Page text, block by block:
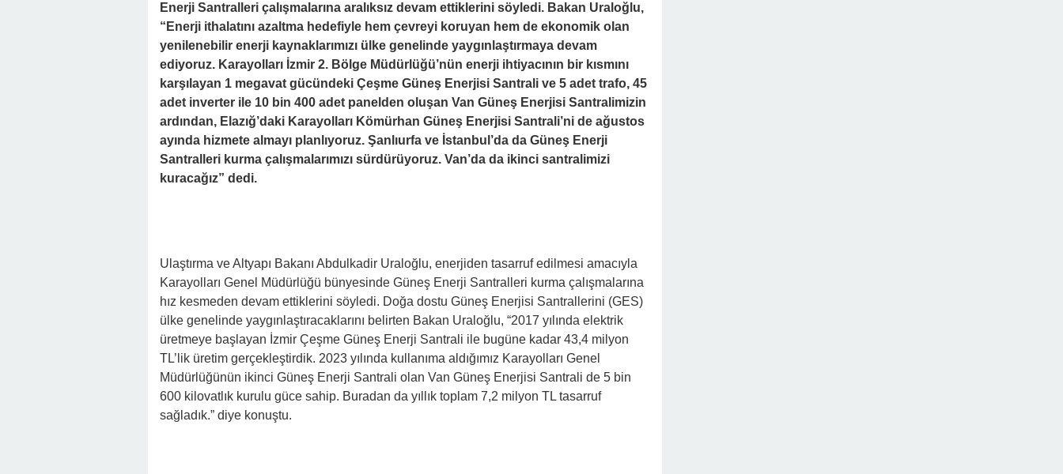
Enerji Santralleri çalışmalarına aralıksız devam ettiklerini söyledi. Bakan Uraloğlu,
“Enerji ithalatını azaltma hedefiyle hem çevreyi koruyan hem de ekonomik olan
yenilenebilir enerji kaynaklarımızı ülke genelinde yaygınlaştırmaya devam
ediyoruz. Karayolları İzmir 2. Bölge Müdürlüğü’nün enerji ihtiyacının bir kısmını
karşılayan 1 megavat gücündeki Çeşme Güneş Enerjisi Santrali ve 5 adet trafo, 45
adet inverter ile 10 bin 400 adet panelden oluşan Van Güneş Enerjisi Santralimizin
ardından, Elazığ’daki Karayolları Kömürhan Güneş Enerjisi Santrali’ni de ağustos
ayında hizmete almayı planlıyoruz. Şanlıurfa ve İstanbul’da da Güneş Enerji
Santralleri kurma çalışmalarımızı sürdürüyoruz. Van’da da ikinci santralimizi
kuracağız” dedi.
Ulaştırma ve Altyapı Bakanı Abdulkadir Uraloğlu, enerjiden tasarruf edilmesi amacıyla
Karayolları Genel Müdürlüğü bünyesinde Güneş Enerji Santralleri kurma çalışmalarına
hız kesmeden devam ettiklerini söyledi. Doğa dostu Güneş Enerjisi Santrallerini (GES)
ülke genelinde yaygınlaştıracaklarını belirten Bakan Uraloğlu, “2017 yılında elektrik
üretmeye başlayan İzmir Çeşme Güneş Enerji Santrali ile bugüne kadar 43,4 milyon
TL’lik üretim gerçekleştirdik. 2023 yılında kullanıma aldığımız Karayolları Genel
Müdürlüğünün ikinci Güneş Enerji Santrali olan Van Güneş Enerjisi Santrali de 5 bin
600 kilovatlık kurulu güce sahip. Buradan da yıllık toplam 7,2 milyon TL tasarruf
sağladık.” diye konuştu.